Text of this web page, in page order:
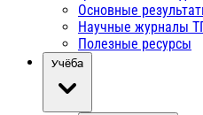
Основные
Научные журналы
Полезные ресурсы
Учёба